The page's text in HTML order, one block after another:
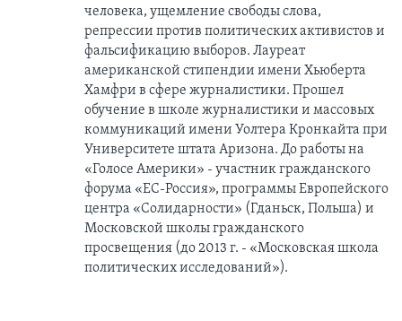
человека, ущемление свободы слова,
репрессии против политических активистов и
фальсификацию выборов. Лауреат
американской стипендии имени Хьюберта
Хамфри в сфере журналистики. Прошел
обучение в школе журналистики и массовых
коммуникаций имени Уолтера Кронкайта при
Университете штата Аризона. До работы на
«Голосе Америки» - участник гражданского
форума «ЕС-Россия», программы Европейского
центра «Солидарности» (Гданьск, Польша) и
Московской школы гражданского
просвещения (до 2013 г. - «Московская школа
политических исследований»).